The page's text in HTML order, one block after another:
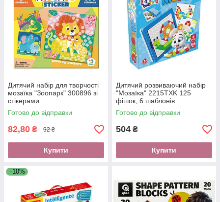
Дитячий набір для творчості
мозаїка "Зоопарк" 300896 зі
стікерами
Готово до відправки
82,80 ₴ 92 ₴
Купити
Дитячий розвиваючий набір
"Мозаїка" 2215TXK 125
фішок, 6 шаблонів
Готово до відправки
504 ₴
Купити
–10%